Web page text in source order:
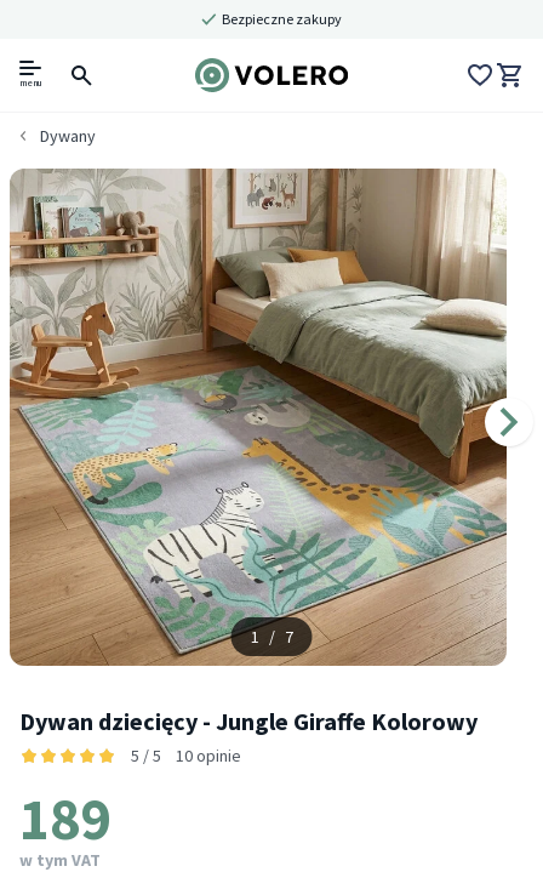
Bezpieczne zakupy
menu
Dywany
1 / 7
Dywan dziecięcy - Jungle Giraffe Kolorowy
5 / 5 10 opinie
189
w tym VAT